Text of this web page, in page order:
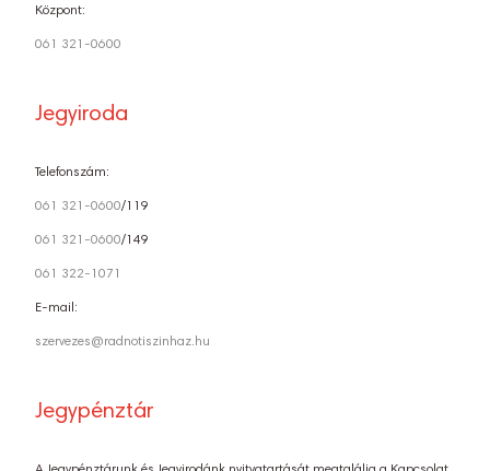
Központ:
061 321-0600
Jegyiroda
Telefonszám:
061 321-0600/119
061 321-0600/149
061 322-1071
E-mail:
szervezes@radnotiszinhaz.hu
Jegypénztár